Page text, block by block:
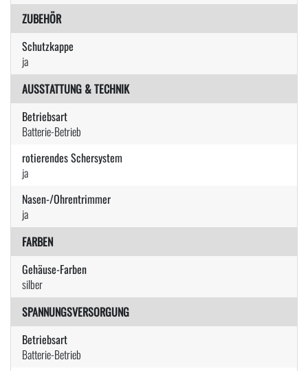
ZUBEHÖR
Schutzkappe
ja
AUSSTATTUNG & TECHNIK
Betriebsart
Batterie-Betrieb
rotierendes Schersystem
ja
Nasen-/Ohrentrimmer
ja
FARBEN
Gehäuse-Farben
silber
SPANNUNGSVERSORGUNG
Betriebsart
Batterie-Betrieb